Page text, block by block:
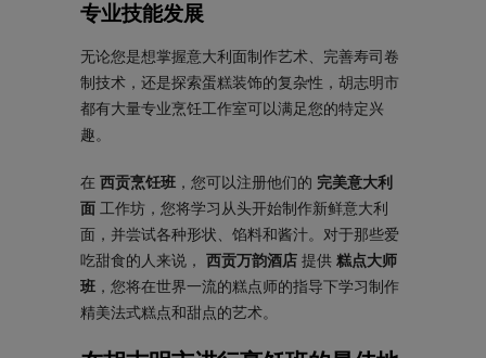
专业技能发展
无论您是想掌握意大利面制作艺术、完善寿司卷
制技术，还是探索蛋糕装饰的复杂性，胡志明市
都有大量专业烹饪工作室可以满足您的特定兴
趣。
在 西贡烹饪班 ，您可以注册他们的 完美意大利
面 工作坊，您将学习从头开始制作新鲜意大利
面，并尝试各种形状、馅料和酱汁。对于那些爱
吃甜食的人来说， 西贡万韵酒店 提供 糕点大师
班 ，您将在世界一流的糕点师的指导下学习制作
精美法式糕点和甜点的艺术。